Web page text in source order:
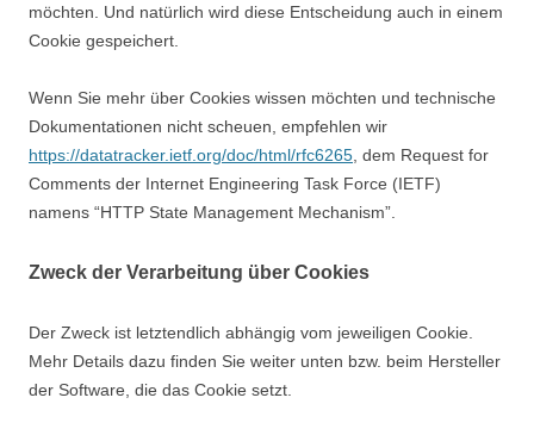
möchten. Und natürlich wird diese Entscheidung auch in einem
Cookie gespeichert.
Wenn Sie mehr über Cookies wissen möchten und technische
Dokumentationen nicht scheuen, empfehlen wir
https://datatracker.ietf.org/doc/html/rfc6265 , dem Request for
Comments der Internet Engineering Task Force (IETF)
namens “HTTP State Management Mechanism”.
Zweck der Verarbeitung über Cookies
Der Zweck ist letztendlich abhängig vom jeweiligen Cookie.
Mehr Details dazu finden Sie weiter unten bzw. beim Hersteller
der Software, die das Cookie setzt.